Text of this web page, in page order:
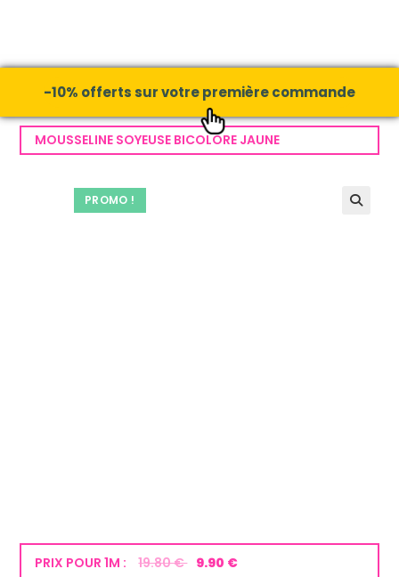
-10% offerts sur votre première commande
PROMO !
MOUSSELINE SOYEUSE BICOLORE JAUNE
PRIX POUR 1M : 19.80 € 9.90 €